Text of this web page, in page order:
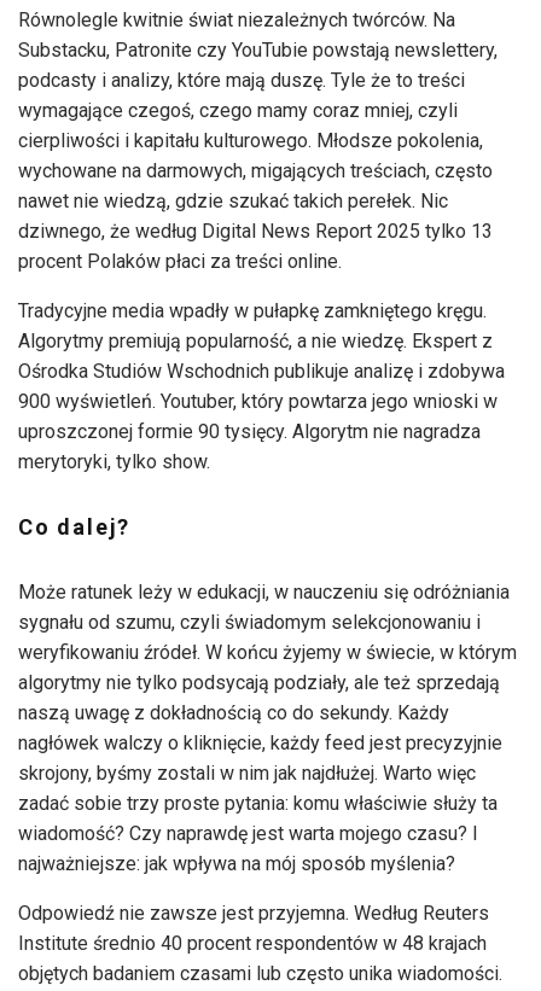
Równolegle kwitnie świat niezależnych twórców. Na
Substacku, Patronite czy YouTubie powstają newslettery,
podcasty i analizy, które mają duszę. Tyle że to treści
wymagające czegoś, czego mamy coraz mniej, czyli
cierpliwości i kapitału kulturowego. Młodsze pokolenia,
wychowane na darmowych, migających treściach, często
nawet nie wiedzą, gdzie szukać takich perełek. Nic
dziwnego, że według Digital News Report 2025 tylko 13
procent Polaków płaci za treści online.
Tradycyjne media wpadły w pułapkę zamkniętego kręgu.
Algorytmy premiują popularność, a nie wiedzę. Ekspert z
Ośrodka Studiów Wschodnich publikuje analizę i zdobywa
900 wyświetleń. Youtuber, który powtarza jego wnioski w
uproszczonej formie 90 tysięcy. Algorytm nie nagradza
merytoryki, tylko show.
Co dalej?
Może ratunek leży w edukacji, w nauczeniu się odróżniania
sygnału od szumu, czyli świadomym selekcjonowaniu i
weryfikowaniu źródeł. W końcu żyjemy w świecie, w którym
algorytmy nie tylko podsycają podziały, ale też sprzedają
naszą uwagę z dokładnością co do sekundy. Każdy
nagłówek walczy o kliknięcie, każdy feed jest precyzyjnie
skrojony, byśmy zostali w nim jak najdłużej. Warto więc
zadać sobie trzy proste pytania: komu właściwie służy ta
wiadomość? Czy naprawdę jest warta mojego czasu? I
najważniejsze: jak wpływa na mój sposób myślenia?
Odpowiedź nie zawsze jest przyjemna. Według Reuters
Institute średnio 40 procent respondentów w 48 krajach
objętych badaniem czasami lub często unika wiadomości.